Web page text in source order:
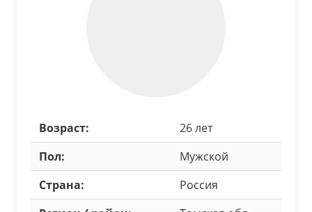
Возраст:
26 лет
Пол:
Мужской
Страна:
Россия